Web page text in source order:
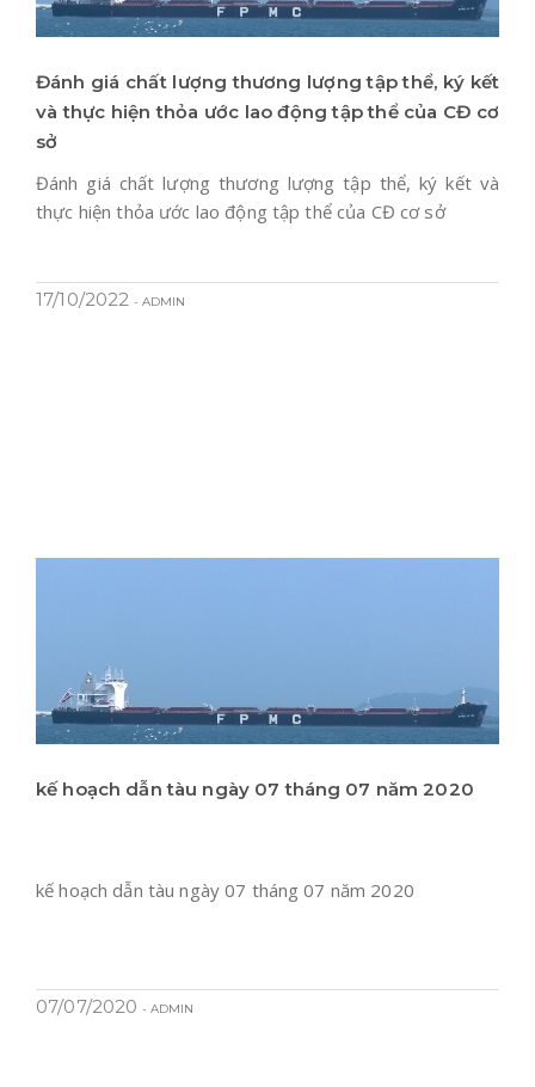
Đánh giá chất lượng thương lượng tập thể, ký kết
và thực hiện thỏa ước lao động tập thể của CĐ cơ
sở
Đánh giá chất lượng thương lượng tập thể, ký kết và
thực hiện thỏa ước lao động tập thể của CĐ cơ sở
17/10/2022 - ADMIN
kế hoạch dẫn tàu ngày 07 tháng 07 năm 2020
kế hoạch dẫn tàu ngày 07 tháng 07 năm 2020
07/07/2020 - ADMIN